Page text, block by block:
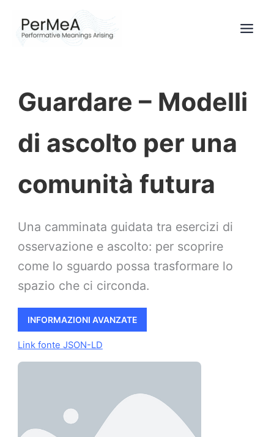
contenuto
Guardare – Modelli
di ascolto per una
comunità futura
Una camminata guidata tra esercizi di
osservazione e ascolto: per scoprire
come lo sguardo possa trasformare lo
spazio che ci circonda.
INFORMAZIONI AVANZATE
Link fonte JSON-LD